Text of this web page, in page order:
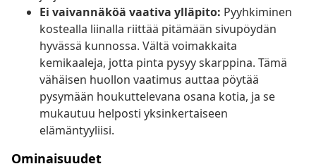
Ei vaivannäköä vaativa ylläpito: Pyyhkiminen
kostealla liinalla riittää pitämään sivupöydän
hyvässä kunnossa. Vältä voimakkaita
kemikaaleja, jotta pinta pysyy skarppina. Tämä
vähäisen huollon vaatimus auttaa pöytää
pysymään houkuttelevana osana kotia, ja se
mukautuu helposti yksinkertaiseen
elämäntyyliisi.
Ominaisuudet